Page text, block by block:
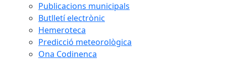
Publicacions municipals
Butlletí electrònic
Hemeroteca
Predicció meteorològica
Ona Codinenca